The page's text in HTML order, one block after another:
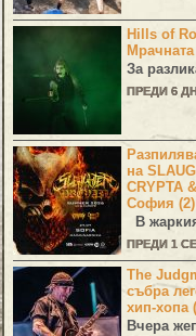
Hills of
Мрачната
За
ПРЕДИ 6
на
CRYPTA
София (2)
В
ПРЕДИ 1
The
събра
хип-хопа
Вчера